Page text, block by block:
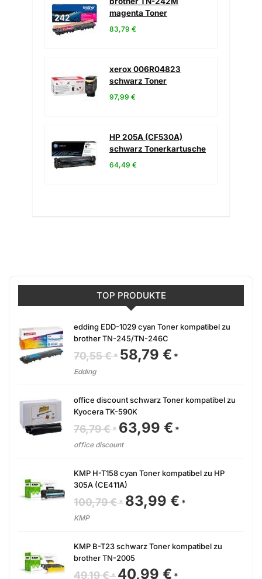
magenta Toner
83,79 €
xerox 006R04823
schwarz Toner
97,99 €
HP 205A (CF530A)
schwarz Tonerkartusche
64,49 €
TOP PRODUKTE
edding EDD-1029 cyan Toner kompatibel zu
brother TN-245/TN-246C
70,55€
Ursprünglicher
Preis
58,79 €
Edding
office discount schwarz Toner kompatibel zu
Kyocera TK-590K
76,79€
Ursprünglicher
Preis
war:
63,99 €
office discount
KMP H-T158 cyan Toner kompatibel zu HP
305A (CE411A)
100,79€
Ursprünglicher
Preis
83,99 €
KMP
KMP B-T23 schwarz Toner kompatibel zu
brother TN-2005
49,19€
Ursprünglicher
40,99 €